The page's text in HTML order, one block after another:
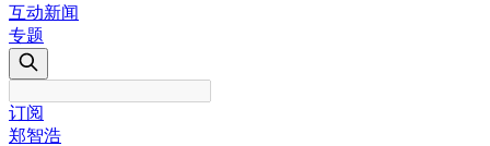
互动新闻
专题
订阅
郑智浩